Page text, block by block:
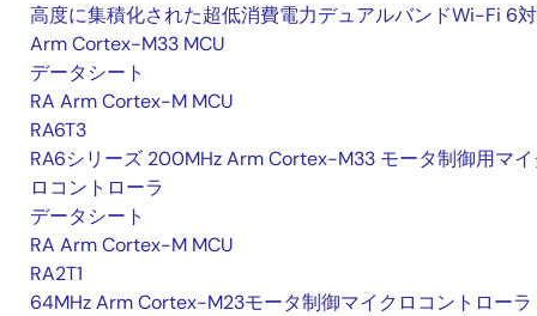
高度に集積化された超低消費電力デュアルバンドWi-Fi 6
Arm Cortex-M33 MCU
データシート
RA Arm Cortex-M MCU
RA6T3
RA6シリーズ 200MHz Arm Cortex-M33 モータ制御用マ
ロコントローラ
データシート
RA Arm Cortex-M MCU
RA2T1
64MHz Arm Cortex-M23モータ制御マイクロコントローラ